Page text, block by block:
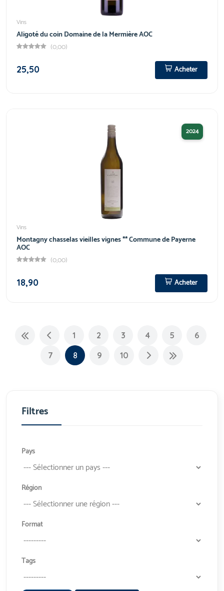
Vins
Aligoté du coin Domaine de la Mermière AOC
(0,00)
25,50
Acheter
2024
Vins
Montagny chasselas vieilles vignes ** Commune de Payerne
AOC
(0,00)
18,90
Acheter
1 2 3 4 5
6
7
8 9 10
Filtres
Pays
Région
Format
Tags